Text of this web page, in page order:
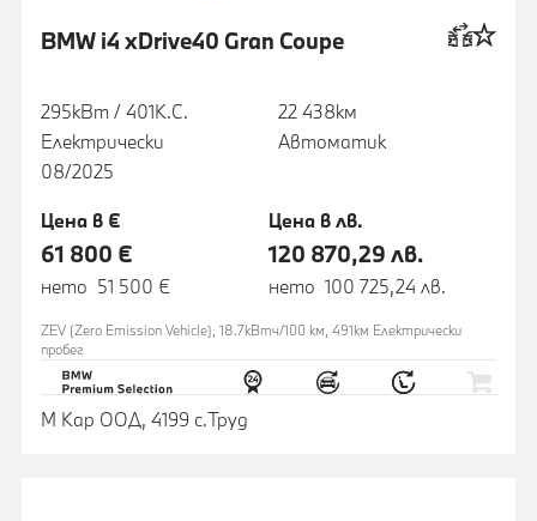
BMW i4 xDrive40 Gran Coupe
295кВт / 401К.С.
Електрически
08/2025
22 438км
Автоматик
Цена в €
61 800 €
нето 51 500 €
Цена в лв.
120 870,29 лв.
нето 100 725,24 лв.
ZEV (Zero Emission Vehicle), 18.7кВтч/100 км, 491км Eлектрически
пробег
М Кар ООД, 4199 с.Труд